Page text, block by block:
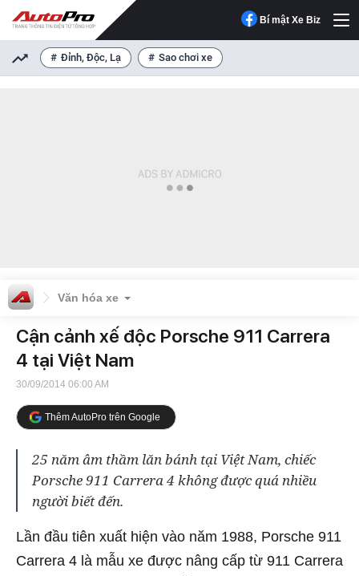
Bí mật Xe Biz
Đỉnh, Độc, Lạ Sao chơi xe
Văn hóa xe
Cận cảnh xế độc Porsche 911 Carrera
4 tại Việt Nam
30/09/2014 06:00 AM
Thêm AutoPro trên Google
25 năm âm thầm lăn bánh tại Việt Nam, chiếc
Porsche 911 Carrera 4 không được quá nhiều
người biết đến.
Lần đầu tiên xuất hiện vào năm 1988, Porsche 911
Carrera 4 là mẫu xe được nâng cấp từ 911 Carrera